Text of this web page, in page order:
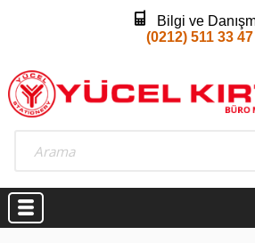
Bilgi ve
(0212) 511 33 47